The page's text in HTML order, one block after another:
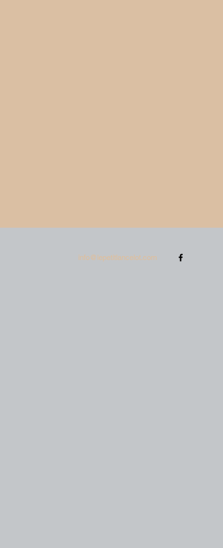
info@lepetitlancelot.com